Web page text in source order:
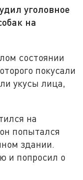
уголовное
на
состоянии
покусали
укусы лица,
на
попытался
здании.
и попросил о